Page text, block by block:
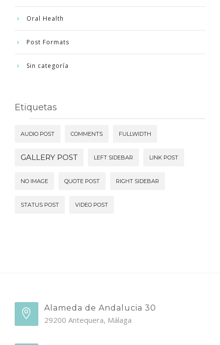
Oral Health
Post Formats
Sin categoría
Etiquetas
AUDIO POST COMMENTS FULLWIDTH
GALLERY POST LEFT SIDEBAR LINK POST
NO IMAGE QUOTE POST RIGHT SIDEBAR
STATUS POST VIDEO POST
Alameda de Andalucia 30
29200 Antequera, Málaga